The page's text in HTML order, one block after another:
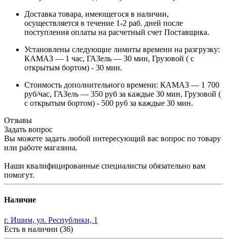
Доставка товара, имеющегося в наличии,
осуществляется в течение 1-2 раб. дней после
поступления оплаты на расчетный счет Поставщика.
Установлены следующие лимиты времени на разгрузку:
КАМАЗ — 1 час, ГАЗель — 30 мин, Грузовой ( с
открытым бортом) - 30 мин.
Стоимость дополнительного времени: КАМАЗ — 1 700
руб/час, ГАЗель — 350 руб за каждые 30 мин, Грузовой (
с открытым бортом) - 500 руб за каждые 30 мин.
Отзывы
Задать вопрос
Вы можете задать любой интересующий вас вопрос по товару
или работе магазина.
Наши квалифицированные специалисты обязательно вам
помогут.
Наличие
г. Ишим, ул. Республики, 1
Есть в наличии (36)